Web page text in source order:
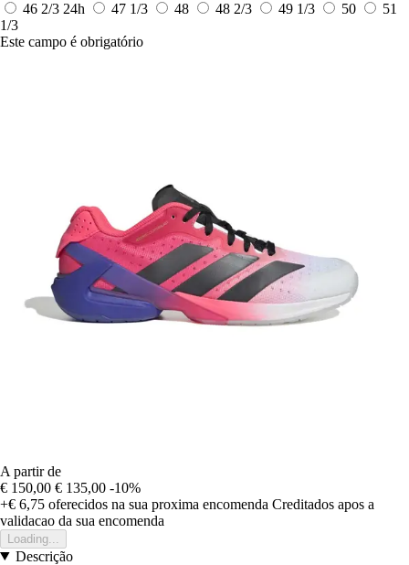
46 2/3 24h 47 1/3 48 48 2/3 49 1/3 50
51
1/3
Este campo é obrigatório
A partir de
€ 150,00 € 135,00 -10%
+€ 6,75 oferecidos na sua proxima encomenda Creditados apos a
validacao da sua encomenda
Loading...
Descrição